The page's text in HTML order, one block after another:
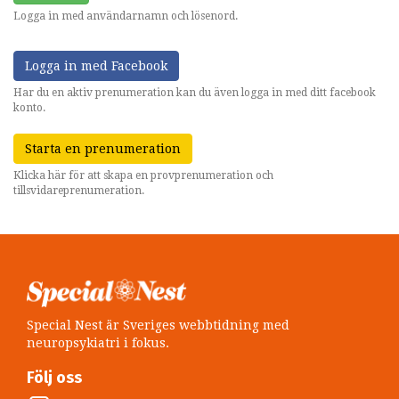
Logga in med användarnamn och lösenord.
Logga in med Facebook
Har du en aktiv prenumeration kan du även logga in med ditt facebook
konto.
Starta en prenumeration
Klicka här för att skapa en provprenumeration och
tillsvidareprenumeration.
Special Nest är Sveriges webbtidning med
neuropsykiatri i fokus.
Följ oss